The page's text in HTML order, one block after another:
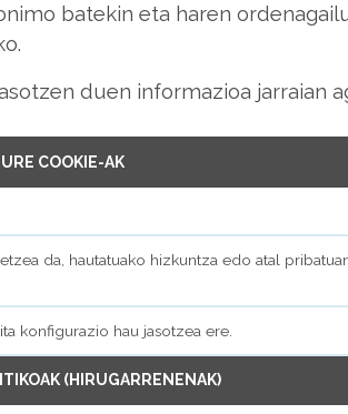
batekin eta haren
duen informazioa jarraian
COOKIE-AK
da, hautatuako hizkuntza edo atal
konfigurazio hau jasotzea ere.
(HIRUGARRENENAK)